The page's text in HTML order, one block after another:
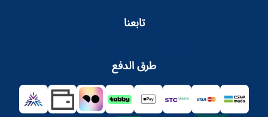
تابعنا
طرق الدفع